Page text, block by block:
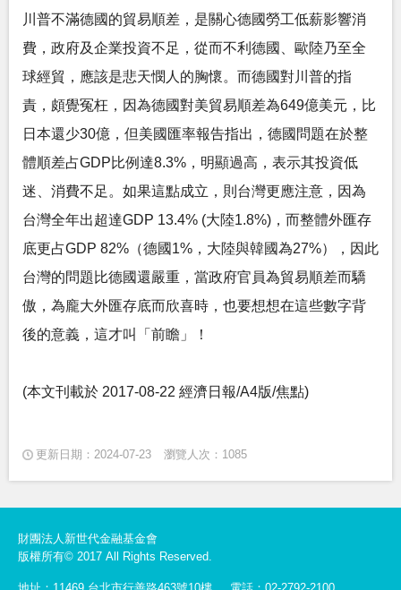
川普不滿德國的貿易順差，是關心德國勞工低薪影響消
費，政府及企業投資不足，從而不利德國、歐陸乃至全
球經貿，應該是悲天憫人的胸懷。而德國對川普的指
責，頗覺冤枉，因為德國對美貿易順差為649億美元，比
日本還少30億，但美國匯率報告指出，德國問題在於整
體順差占GDP比例達8.3%，明顯過高，表示其投資低
迷、消費不足。如果這點成立，則台灣更應注意，因為
台灣全年出超達GDP 13.4% (大陸1.8%)，而整體外匯存
底更占GDP 82%（德國1%，大陸與韓國為27%），因此
台灣的問題比德國還嚴重，當政府官員為貿易順差而驕
傲，為龐大外匯存底而欣喜時，也要想想在這些數字背
後的意義，這才叫「前瞻」！
(本文刊載於 2017-08-22 經濟日報/A4版/焦點)
更新日期：2024-07-23 瀏覽人次：1085
財團法人新世代金融基金會
版權所有© 2017 All Rights Reserved.